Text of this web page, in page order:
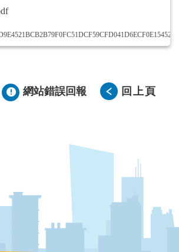
網站錯誤回報 回上頁